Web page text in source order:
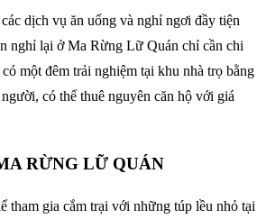
dịch vụ ăn uống và nghỉ ngơi đầy tiện
nghỉ lại ở Ma Rừng Lữ Quán chỉ cần chi
một đêm trải nghiệm tại khu nhà trọ bằng
có thể thuê nguyên căn hộ với giá
RỪNG LỮ QUÁN
tham gia cắm trại với những túp lều nhỏ tại